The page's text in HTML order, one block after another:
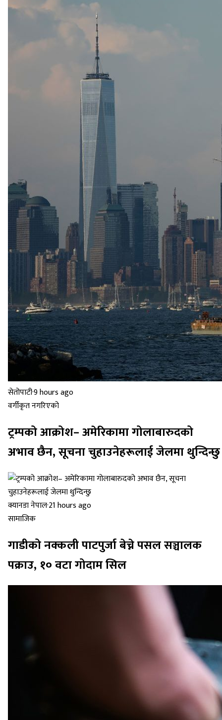
सेतोपाटी·9 hours ago
वर्गीकृत नगरिएको
ट्रम्पको आक्रोश– अमेरिकामा गोलाबारुदको
अभाव छैन, सूचना चुहाउनेहरूलाई जेलमा थुन्दिन्छु
क्यानडा नेपाल·21 hours ago
सामाजिक
गाडीको नक्कली पाटपुर्जा बेच्ने पसल सञ्चालक
पक्राउ, १० वटा गोदाम सिल